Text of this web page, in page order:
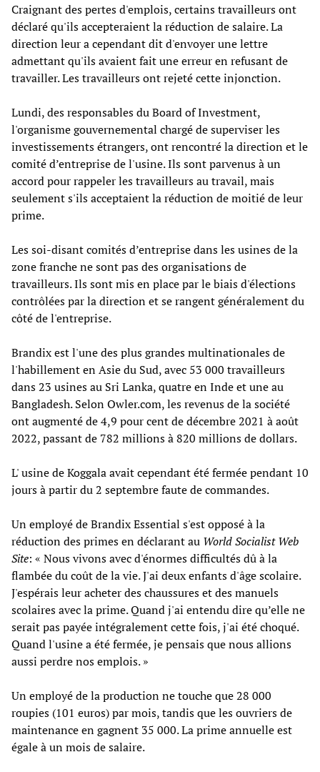
Craignant des pertes d'emplois, certains travailleurs ont
déclaré qu'ils accepteraient la réduction de salaire. La
direction leur a cependant dit d'envoyer une lettre
admettant qu'ils avaient fait une erreur en refusant de
travailler. Les travailleurs ont rejeté cette injonction.
Lundi, des responsables du Board of Investment,
l'organisme gouvernemental chargé de superviser les
investissements étrangers, ont rencontré la direction et le
comité d’entreprise de l'usine. Ils sont parvenus à un
accord pour rappeler les travailleurs au travail, mais
seulement s'ils acceptaient la réduction de moitié de leur
prime.
Les soi-disant comités d’entreprise dans les usines de la
zone franche ne sont pas des organisations de
travailleurs. Ils sont mis en place par le biais d'élections
contrôlées par la direction et se rangent généralement du
côté de l'entreprise.
Brandix est l'une des plus grandes multinationales de
l'habillement en Asie du Sud, avec 53 000 travailleurs
dans 23 usines au Sri Lanka, quatre en Inde et une au
Bangladesh. Selon Owler.com, les revenus de la société
ont augmenté de 4,9 pour cent de décembre 2021 à août
2022, passant de 782 millions à 820 millions de dollars.
L' usine de Koggala avait cependant été fermée pendant 10
jours à partir du 2 septembre faute de commandes.
Un employé de Brandix Essential s'est opposé à la
réduction des primes en déclarant au World Socialist Web
Site: « Nous vivons avec d'énormes difficultés dû à la
flambée du coût de la vie. J'ai deux enfants d'âge scolaire.
J'espérais leur acheter des chaussures et des manuels
scolaires avec la prime. Quand j'ai entendu dire qu’elle ne
serait pas payée intégralement cette fois, j'ai été choqué.
Quand l'usine a été fermée, je pensais que nous allions
aussi perdre nos emplois. »
Un employé de la production ne touche que 28 000
roupies (101 euros) par mois, tandis que les ouvriers de
maintenance en gagnent 35 000. La prime annuelle est
égale à un mois de salaire.